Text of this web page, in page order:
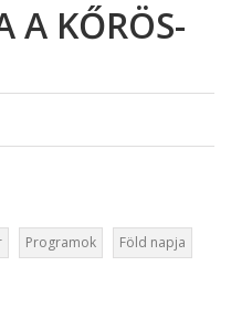
A KŐRÖS-
Programok
Föld napja